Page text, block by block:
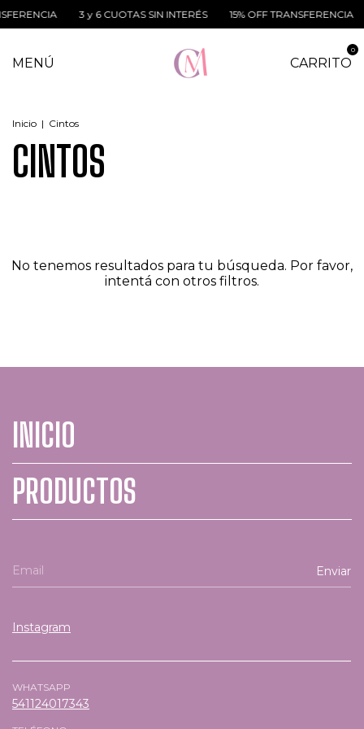
3 y 6 CUOTAS SIN INTERÉS 15% OFF TRANSFERENCIA
MENÚ CARRITO
0
Inicio | Cintos
CINTOS
No tenemos resultados para tu búsqueda. Por favor,
intentá con otros filtros.
INICIO
PRODUCTOS
Instagram
WHATSAPP
541124017343